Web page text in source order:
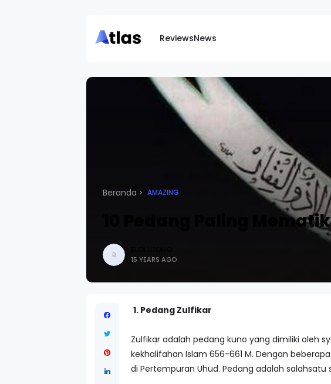
ReviewsNews
Beranda AMAZING
10 Pedang Paling
B
15 YEARS AGO
1. Pedang Zulfikar
Zulfikar adalah pedang kuno yang dimiliki oleh
kekhalifahan Islam 656-661 M. Dengan
di Pertempuran Uhud. Pedang adalah